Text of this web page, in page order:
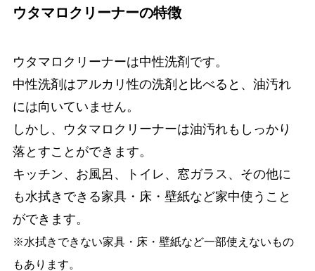
ウタマロクリーナーの特徴
ウタマロクリーナーは中性洗剤です。
中性洗剤はアルカリ性の洗剤と比べると、油汚れ
には向いていません。
しかし、ウタマロクリーナーは油汚れもしっかり
落とすことができます。
キッチン、お風呂、トイレ、窓ガラス、その他に
も水拭きできる家具・床・壁紙など家中使うこと
ができます。
※水拭きできない家具・床・壁紙など一部使えないもの
もあります。